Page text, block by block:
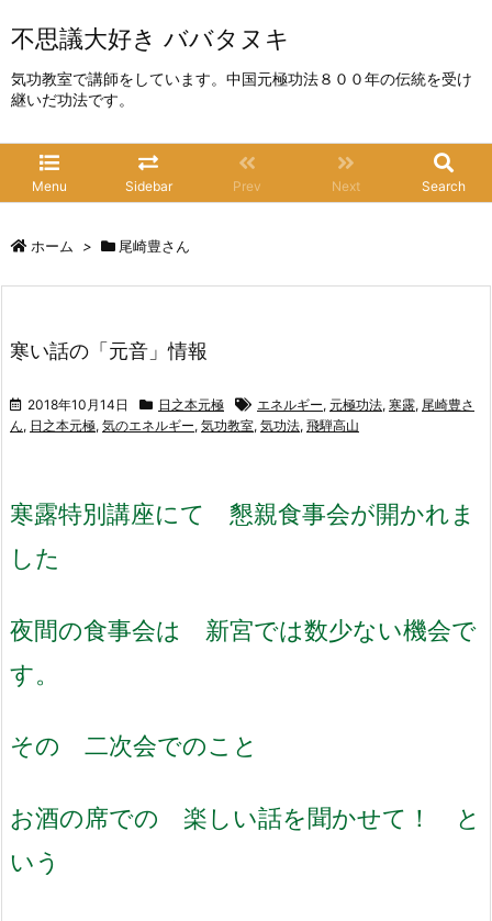
不思議大好き ババタヌキ
気功教室で講師をしています。中国元極功法８００年の伝統を受け
継いだ功法です。
Menu Sidebar Prev Next Search
ホーム > 尾崎豊さん
寒い話の「元音」情報
2018年10月14日 日之本元極 エネルギー, 元極功法, 寒露, 尾崎豊さ
ん, 日之本元極, 気のエネルギー, 気功教室, 気功法, 飛騨高山
寒露特別講座にて 懇親食事会が開かれま
した
夜間の食事会は 新宮では数少ない機会で
す。
その 二次会でのこと
お酒の席での 楽しい話を聞かせて！ と
いう